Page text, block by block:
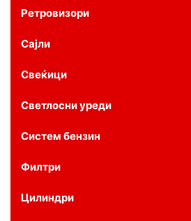
Ретровизори
Сајли
Свеќици
Светлосни уреди
Систем бензин
Филтри
Цилиндри